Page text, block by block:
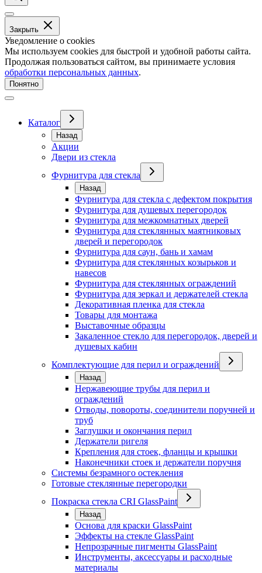
Закрыть
Уведомление о cookies
Мы используем cookies для быстрой и удобной работы сайта.
Продолжая пользоваться сайтом, вы принимаете условия
обработки персональных данных.
Понятно
Каталог
Назад
Акции
Двери из стекла
Фурнитура для стекла
Назад
Фурнитура для стекла с дефектом покрытия
Фурнитура для душевых перегородок
Фурнитура для межкомнатных дверей
Фурнитура для стеклянных маятниковых
дверей и перегородок
Фурнитура для саун, бань и хамам
Фурнитура для стеклянных козырьков и
навесов
Фурнитура для стеклянных ограждений
Фурнитура для зеркал и держателей стекла
Декоративная пленка для стекла
Товары для монтажа
Выставочные образцы
Закаленное стекло для перегородок, дверей и
душевых кабин
Комплектующие для перил и ограждений
Назад
Нержавеющие трубы для перил и
ограждений
Отводы, повороты, соединители поручней и
труб
Заглушки и окончания перил
Держатели ригеля
Крепления для стоек, фланцы и крышки
Наконечники стоек и держатели поручня
Системы безрамного остекления
Готовые стеклянные перегородки
Покраска стекла CRI GlassPaint
Назад
Основа для краски GlassPaint
Эффекты на стекле GlassPaint
Непрозрачные пигменты GlassPaint
Инструменты, аксессуары и расходные
материалы